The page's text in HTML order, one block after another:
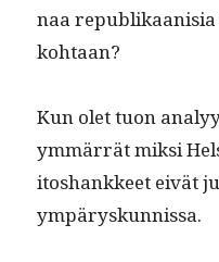
naa
kohtaan?
Kun olet tuon
ymmär­rät mik­si
itoshankkeet eivät
ympäryskunnissa.